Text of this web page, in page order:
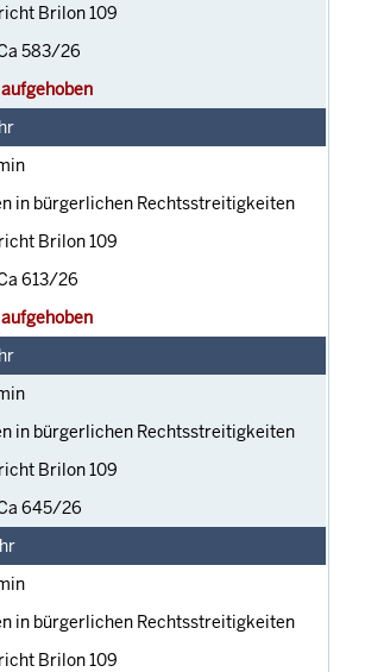
Brilon 109
583/26
in bürgerlichen Rechtsstreitigkeiten
Brilon 109
613/26
in bürgerlichen Rechtsstreitigkeiten
Brilon 109
645/26
in bürgerlichen Rechtsstreitigkeiten
Brilon 109